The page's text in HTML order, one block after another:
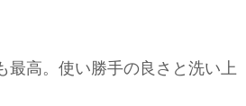
最高。使い勝手の良さと洗い上